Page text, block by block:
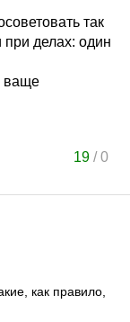
так
при делах: один
ваще
19 /0
как правило,